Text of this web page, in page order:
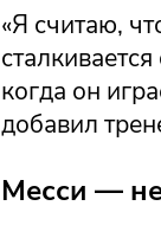
«Я считаю,
когда он
добавил
Месси —